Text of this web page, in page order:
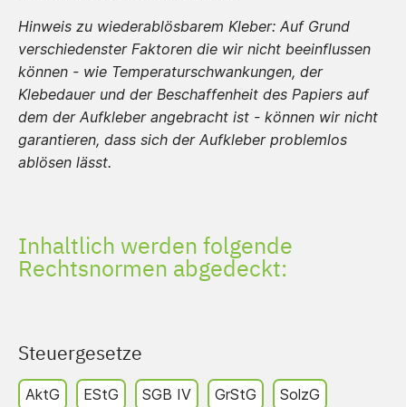
Hinweis zu wiederablösbarem Kleber: Auf Grund
verschiedenster Faktoren die wir nicht beeinflussen
können - wie Temperaturschwankungen, der
Klebedauer und der Beschaffenheit des Papiers auf
dem der Aufkleber angebracht ist - können wir nicht
garantieren, dass sich der Aufkleber problemlos
ablösen lässt.
Inhaltlich werden folgende
Rechtsnormen abgedeckt:
Steuergesetze
AktG EStG SGB IV GrStG SolzG